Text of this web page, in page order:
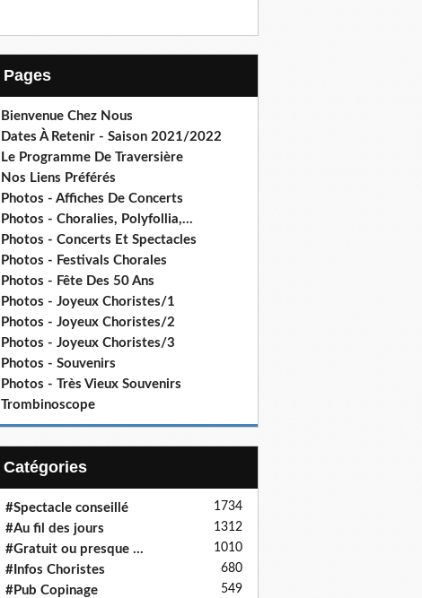
Pages
Bienvenue Chez Nous
Dates À Retenir - Saison 2021/2022
Le Programme De Traversière
Nos Liens Préférés
Photos - Affiches De Concerts
Photos - Choralies, Polyfollia,...
Photos - Concerts Et Spectacles
Photos - Festivals Chorales
Photos - Fête Des 50 Ans
Photos - Joyeux Choristes/1
Photos - Joyeux Choristes/2
Photos - Joyeux Choristes/3
Photos - Souvenirs
Photos - Très Vieux Souvenirs
Trombinoscope
Catégories
#Spectacle conseillé 1734
#Au fil des jours 1312
#Gratuit ou presque ... 1010
#Infos Choristes 680
#Pub Copinage 549